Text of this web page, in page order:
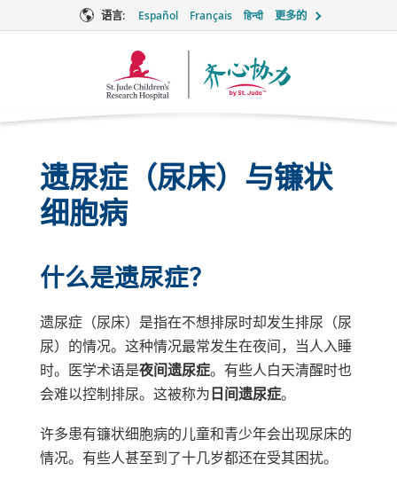
语言: Español Français हिन्दी 更多的
Together
遗尿症（尿床）与镰状
细胞病
什么是遗尿症？
遗尿症（尿床）是指在不想排尿时却发生排尿（尿
尿）的情况。这种情况最常发生在夜间，当人入睡
时。医学术语是夜间遗尿症。有些人白天清醒时也
会难以控制排尿。这被称为日间遗尿症。
许多患有镰状细胞病的儿童和青少年会出现尿床的
情况。有些人甚至到了十几岁都还在受其困扰。